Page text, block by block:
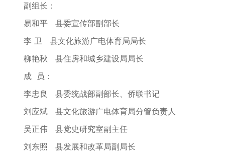
副组长：
易和平 县委宣传部副部长
李 卫 县文化旅游广电体育局局长
柳艳秋 县住房和城乡建设局局长
成 员：
李忠良 县委统战部副部长、侨联书记
刘应斌 县文化旅游广电体育局分管负责人
吴正伟 县党史研究室副主任
刘东照 县发展和改革局副局长